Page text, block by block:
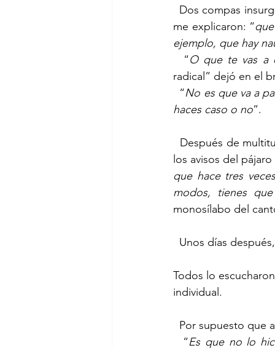
Dos compas
me explicaron: “
ejemplo, que hay
“O que te vas a
radical” dejó en el
“No es que va a
haces caso o no”.
Después de
los avisos del pájaro
que hace tres
modos, tienes
monosílabo del
Todos lo
individual.
Por supuesto que
“Es que no lo